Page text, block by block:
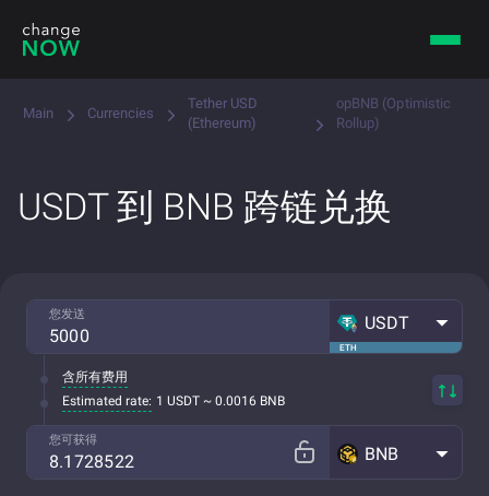
Main Currencies
Tether USD
(Ethereum)
opBNB (Optimistic
Rollup)
USDT 到 BNB 跨链兑换
您发送
ETH
USDT
含所有费用
Estimated rate: 1 USDT ~ 0.0016 BNB
您可获得
BNB